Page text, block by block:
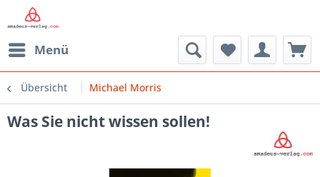
Menü
Übersicht Michael Morris
Was Sie nicht wissen sollen!